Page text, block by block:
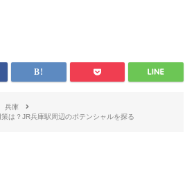
兵庫
は？JR兵庫駅周辺のポテンシャルを探る